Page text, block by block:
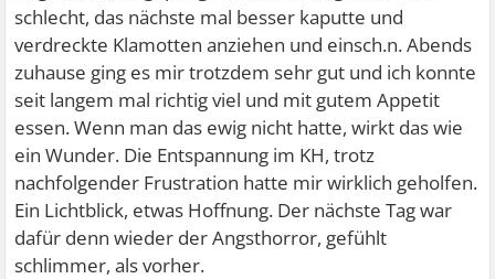
schlecht, das nächste mal besser kaputte und
verdreckte Klamotten anziehen und einsch.n. Abends
zuhause ging es mir trotzdem sehr gut und ich konnte
seit langem mal richtig viel und mit gutem Appetit
essen. Wenn man das ewig nicht hatte, wirkt das wie
ein Wunder. Die Entspannung im KH, trotz
nachfolgender Frustration hatte mir wirklich geholfen.
Ein Lichtblick, etwas Hoffnung. Der nächste Tag war
dafür denn wieder der Angsthorror, gefühlt
schlimmer, als vorher.